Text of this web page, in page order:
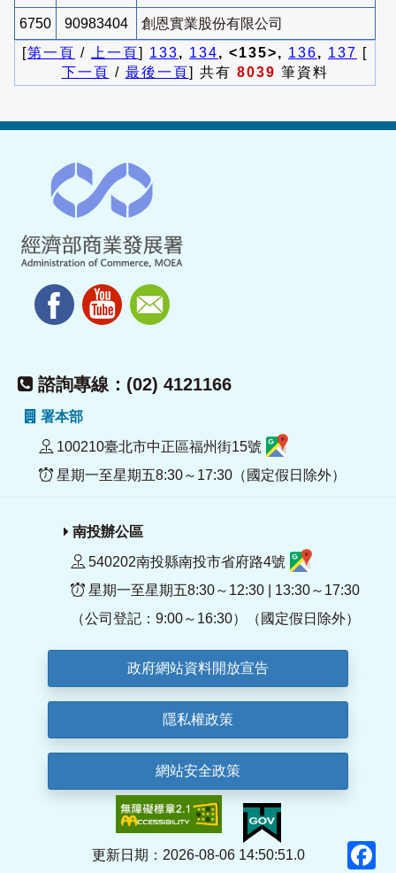
6750 90983404
創恩實業股份有限公司
[第一頁 / 上一頁] 133, 134, <135>, 136, 137 [
下一頁 / 最後一頁] 共有 8039 筆資料
諮詢專線：(02) 4121166
署本部
100210臺北市中正區福州街15號
星期一至星期五8:30～17:30（國定假日除外）
南投辦公區
540202南投縣南投市省府路4號
星期一至星期五8:30～12:30 | 13:30～17:30
（公司登記：9:00～16:30）（國定假日除外）
政府網站資料開放宣告
隱私權政策
網站安全政策
更新日期：2026-08-06 14:50:51.0